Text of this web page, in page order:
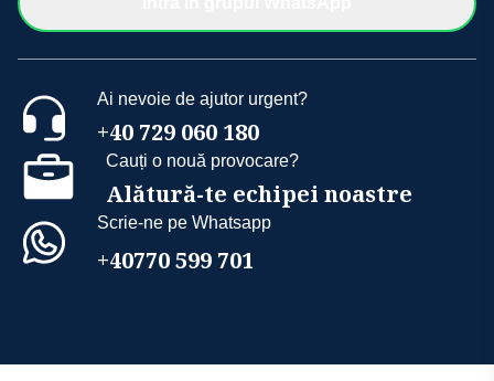
Ai nevoie de ajutor urgent?
+40 729 060 180
Cauți o nouă provocare?
Alătură-te echipei noastre
Scrie-ne pe Whatsapp
+40770 599 701